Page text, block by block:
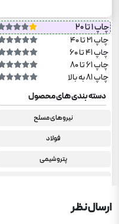
چاپ 1 تا 20
چاپ 21 تا 40
چاپ 41 تا 60
چاپ 61 تا 80
چاپ 81 به بالا
دسته بندی های محصول
نیروهای مسلح
فولاد
پتروشیمی
ارسال نظر